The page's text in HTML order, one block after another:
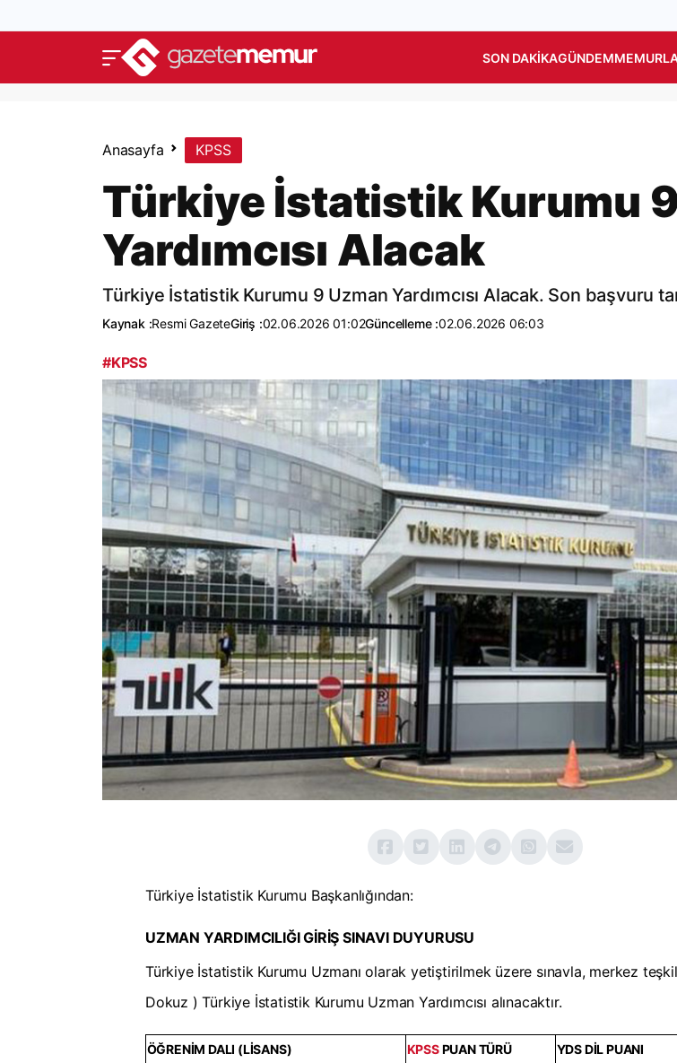
SON DAKIKAGÜNDEM
Anasayfa KPSS
Türkiye İstatistik Kurumu
Yardımcısı Alacak
Türkiye İstatistik Kurumu 9 Uzman Yardımcısı Alacak. Son başvuru
Kaynak :Resmi GazeteGiriş :02.06.2026 01:02Güncelleme :02.06.2026 06:03
#KPSS
Türkiye İstatistik Kurumu Başkanlığından:
UZMAN YARDIMCILIĞI GİRİŞ SINAVI DUYURUSU
Türkiye İstatistik Kurumu Uzmanı olarak yetiştirilmek üzere sınavla, merkez
Dokuz ) Türkiye İstatistik Kurumu Uzman Yardımcısı alınacaktır.
ÖĞRENİM DALI (LİSANS) KPSSPUAN TÜRÜ YDS DİL PUANI